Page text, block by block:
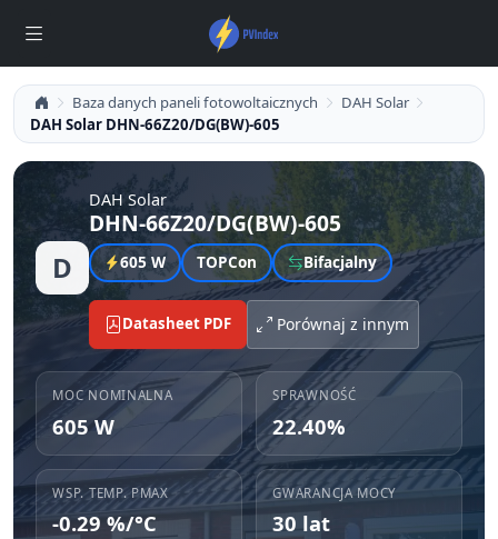
Baza danych paneli fotowoltaicznych
DAH Solar
DAH Solar DHN-66Z20/DG(BW)-605
D
DAH Solar
DHN-66Z20/DG(BW)-605
605 W TOPCon Bifacjalny
Datasheet PDF Porównaj z innym
MOC NOMINALNA
605 W
SPRAWNOŚĆ
22.40%
WSP. TEMP. PMAX
-0.29 %/°C
GWARANCJA MOCY
30 lat